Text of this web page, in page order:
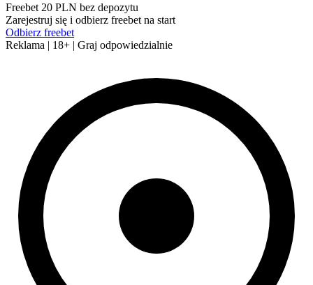
Freebet 20 PLN bez depozytu
Zarejestruj się i odbierz freebet na start
Odbierz freebet
Reklama | 18+ | Graj odpowiedzialnie